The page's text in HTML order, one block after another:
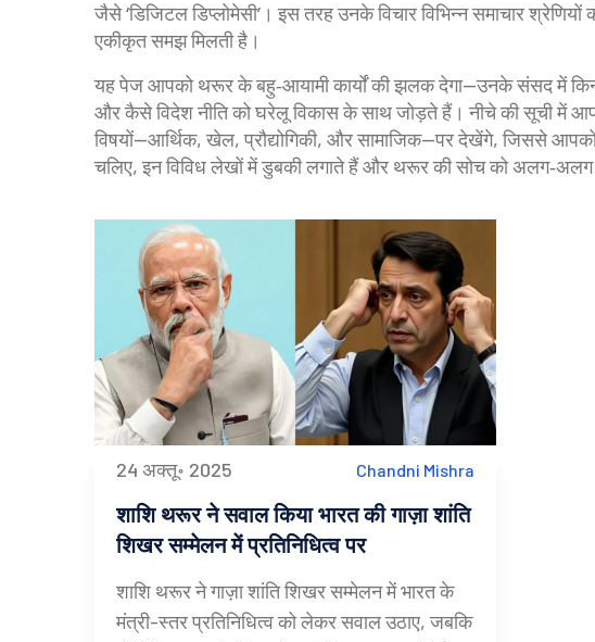
जैसे ‘डिजिटल डिप्लोमेसी’। इस तरह उनके विचार विभिन्न समाचार
एकीकृत समझ मिलती है।
यह पेज आपको थरूर के बहु‑आयामी कार्यों की झलक देगा—उनके संसद में
और कैसे विदेश नीति को घरेलू विकास के साथ जोड़ते हैं। नीचे की सूची में आप
विषयों—आर्थिक, खेल, प्रौद्योगिकी, और सामाजिक—पर देखेंगे, जिससे
चलिए, इन विविध लेखों में डुबकी लगाते हैं और थरूर की सोच को अलग‑अलग
24 अक्तू॰ 2025 Chandni Mishra
शाशि थरूर ने सवाल किया भारत की गाज़ा शांति
शिखर सम्मेलन में प्रतिनिधित्व पर
शाशि थरूर ने गाज़ा शांति शिखर सम्मेलन में भारत के
मंत्री-स्तर प्रतिनिधित्व को लेकर सवाल उठाए, जबकि